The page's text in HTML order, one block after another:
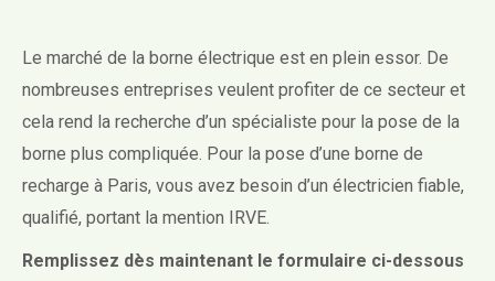
Le marché de la borne électrique est en plein essor. De
nombreuses entreprises veulent profiter de ce secteur et
cela rend la recherche d’un spécialiste pour la pose de la
borne plus compliquée. Pour la pose d’une borne de
recharge à Paris, vous avez besoin d’un électricien fiable,
qualifié, portant la mention IRVE.
Remplissez dès maintenant le formulaire ci-dessous